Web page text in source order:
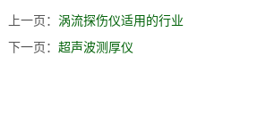
上一页： 涡流探伤仪适用的行业
下一页： 超声波测厚仪